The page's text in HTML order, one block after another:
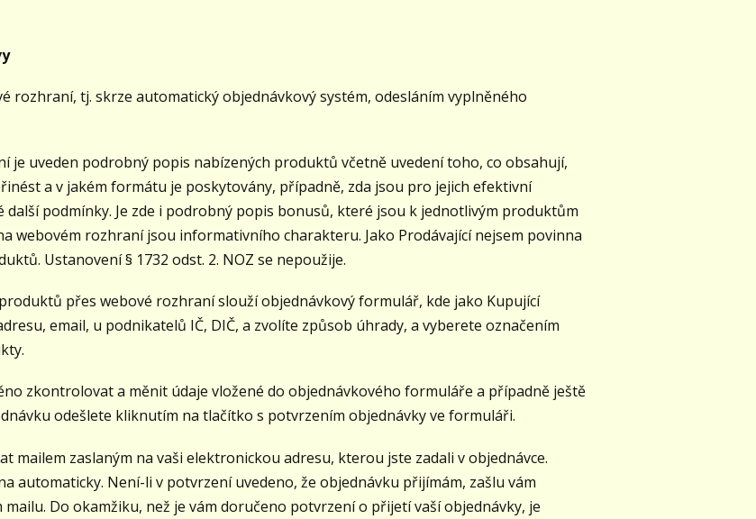
rozhraní, tj. skrze automatický objednávkový systém, odesláním vyplněného
je uveden podrobný popis nabízených produktů včetně uvedení toho, co obsahují,
a v jakém formátu je poskytovány, případně, zda jsou pro jejich efektivní
podmínky. Je zde i podrobný popis bonusů, které jsou k jednotlivým produktům
webovém rozhraní jsou informativního charakteru. Jako Prodávající nejsem povinna
Ustanovení § 1732 odst. 2. NOZ se nepoužije.
produktů přes webové rozhraní slouží objednávkový formulář, kde jako Kupující
email, u podnikatelů IČ, DIČ, a zvolíte způsob úhrady, a vyberete označením
zkontrolovat a měnit údaje vložené do objednávkového formuláře a případně ještě
odešlete kliknutím na tlačítko s potvrzením objednávky ve formuláři.
mailem zaslaným na vaši elektronickou adresu, kterou jste zadali v objednávce.
automaticky. Není-li v potvrzení uvedeno, že objednávku přijímám, zašlu vám
Do okamžiku, než je vám doručeno potvrzení o přijetí vaší objednávky, je